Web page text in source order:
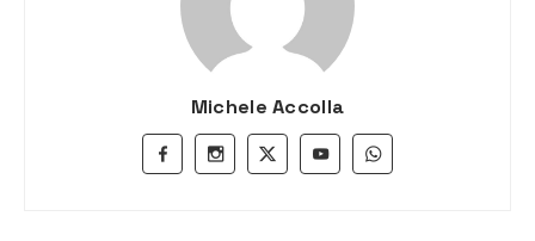
Michele Accolla